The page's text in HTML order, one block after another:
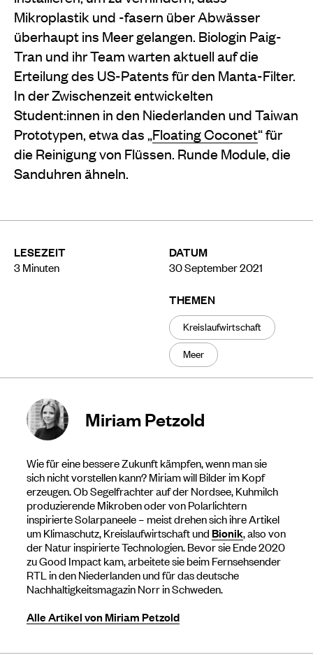
LESEZEIT
3Minuten
DATUM
30 September 2021
THEMEN
Kreislaufwirtschaft
Meer
Mikroplastik und -fasern über Abwässer
überhaupt ins Meer gelangen. Biologin Paig-
Tran und ihr Team warten aktuell auf die
Erteilung des US-Patents für den Manta-Filter.
In der Zwischenzeit entwickelten
Student:innen in den Niederlanden und Taiwan
Prototypen, etwa das „Floating Coconet“ für
die Reinigung von Flüssen. Runde Module, die
Sanduhren ähneln.
Miriam Petzold
Wie für eine bessere Zukunft kämpfen, wenn man sie
sich nicht vorstellen kann? Miriam will Bilder im Kopf
erzeugen. Ob Segelfrachter auf der Nordsee, Kuhmilch
produzierende Mikroben oder von Polarlichtern
inspirierte Solarpaneele – meist drehen sich ihre Artikel
um Klimaschutz, Kreislaufwirtschaft und Bionik, also von
der Natur inspirierte Technologien. Bevor sie Ende 2020
zu Good Impact kam, arbeitete sie beim Fernsehsender
RTL in den Niederlanden und für das deutsche
Nachhaltigkeitsmagazin Norr in Schweden.
Alle Artikel von Miriam Petzold